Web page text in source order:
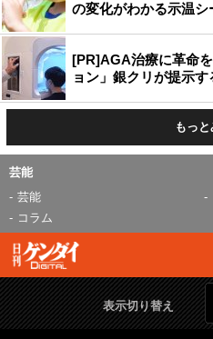
の変化がわかる示温
[PR]AGA治療に革命
ョン」銀クリが提示
もっと
芸能
芸能
コラム
表示切り替え